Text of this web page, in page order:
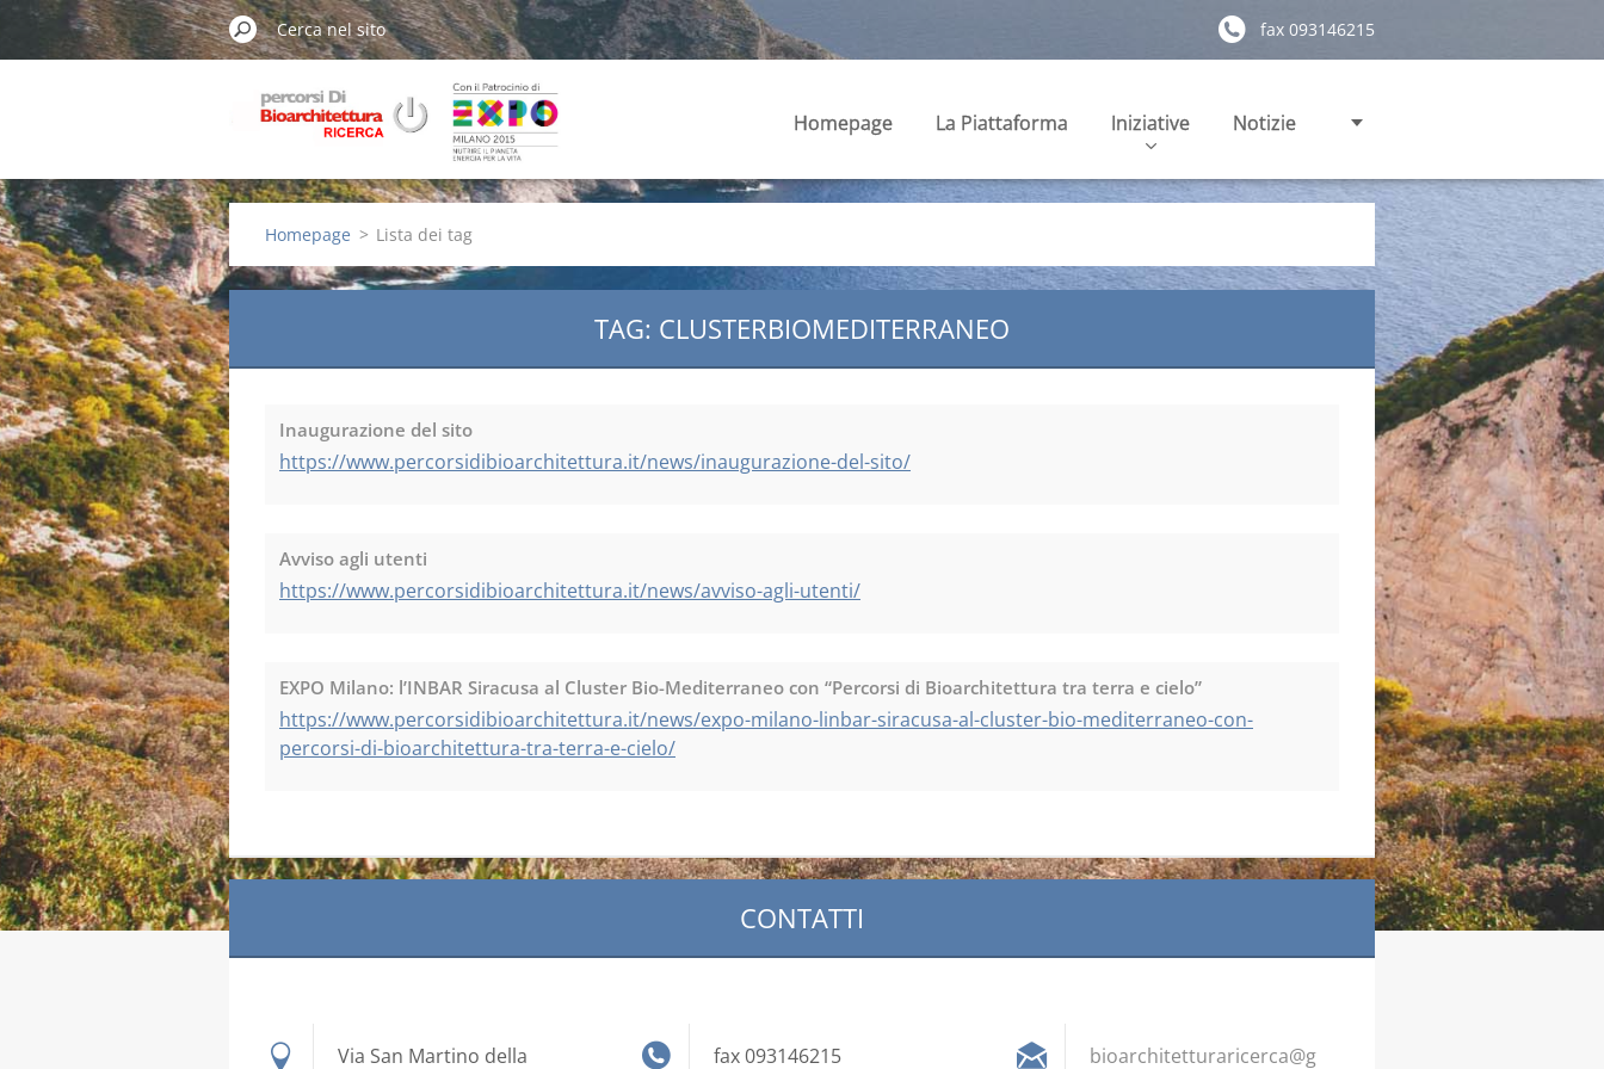
fax 093146215
Homepage La Piattaforma Iniziative Notizie
Homepage > Lista dei tag
TAG: CLUSTERBIOMEDITERRANEO
Inaugurazione del sito
https://www.percorsidibioarchitettura.it/news/inaugurazione-del-sito/
Avviso agli utenti
https://www.percorsidibioarchitettura.it/news/avviso-agli-utenti/
EXPO Milano: l’INBAR Siracusa al Cluster Bio-Mediterraneo con “Percorsi di Bioarchitettura tra terra e cielo”
https://www.percorsidibioarchitettura.it/news/expo-milano-linbar-siracusa-al-cluster-bio-mediterraneo-con-
percorsi-di-bioarchitettura-tra-terra-e-cielo/
CONTATTI
Via San Martino della fax 093146215 bioarchitetturaricerca@g